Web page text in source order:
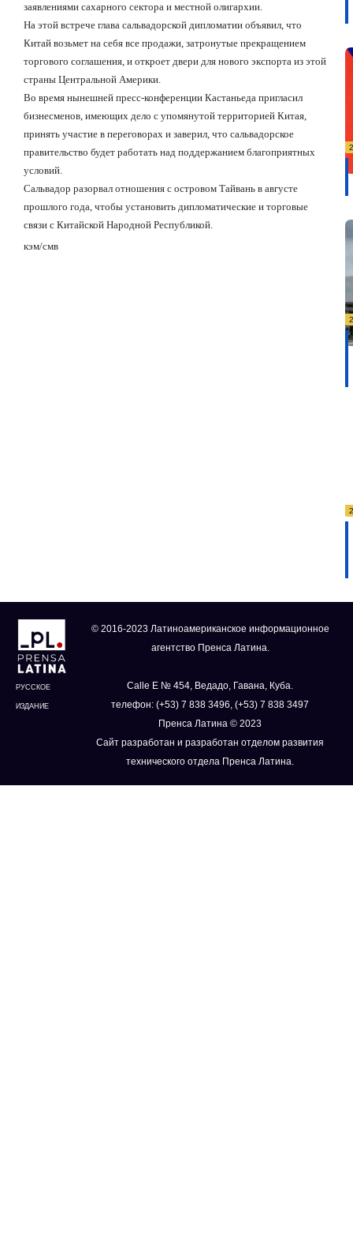
заявлениями сахарного сектора и местной олигархии.
На этой встрече глава сальвадорской дипломатии объявил, что
Китай возьмет на себя все продажи, затронутые прекращением
торгового соглашения, и откроет двери для нового экспорта из этой
страны Центральной Америки.
Во время нынешней пресс-конференции Кастаньеда пригласил
бизнесменов, имеющих дело с упомянутой территорией Китая,
принять участие в переговорах и заверил, что сальвадорское
правительство будет работать над поддержанием благоприятных
условий.
Сальвадор разорвал отношения с островом Тайвань в августе
прошлого года, чтобы установить дипломатические и торговые
связи с Китайской Народной Республикой.
кэм/смв
РУССКОЕ
ИЗДАНИЕ
© 2016-2023 Латиноамериканское информационное
агентство Пренса Латина.
Calle E № 454, Ведадо, Гавана, Куба.
телефон: (+53) 7 838 3496, (+53) 7 838 3497
Пренса Латина © 2023
Сайт разработан и разработан отделом развития
технического отдела Пренса Латина.